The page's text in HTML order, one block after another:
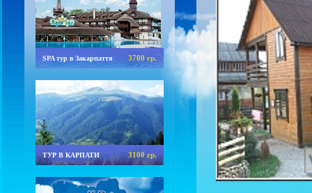
SPA тур в Закарпаття 3700 гр.
ТУР В КАРПАТИ 3100 гр.